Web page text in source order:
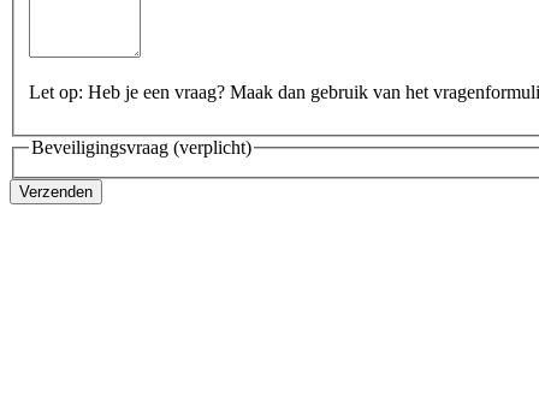
Let op: Heb je een vraag? Maak dan gebruik van het
Beveiligingsvraag (verplicht)
Verzenden